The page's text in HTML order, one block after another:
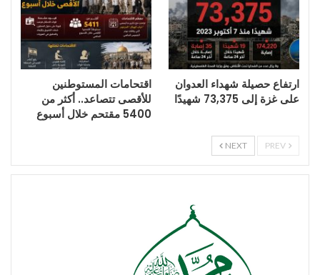
ارتفاع حصيلة شهداء العدوان
على غزة إلى 73,375 شهيدًا
اقتحامات المستوطنين
للأقصى تتصاعد.. أكثر من
5400 مقتحم خلال أسبوع
NEXT